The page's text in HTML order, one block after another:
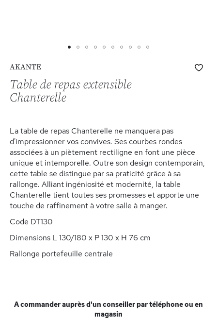
the
beginning
gallery
AKANTE
Table de repas extensible
Chanterelle
La table de repas Chanterelle ne manquera pas
d'impressionner vos convives. Ses courbes rondes
associées à un piètement rectiligne en font une pièce
unique et intemporelle. Outre son design contemporain,
cette table se distingue par sa praticité grâce à sa
rallonge. Alliant ingéniosité et modernité, la table
Chanterelle tient toutes ses promesses et apporte une
touche de raffinement à votre salle à manger.
Code DT130
Dimensions L 130/180 x P 130 x H 76 cm
Rallonge portefeuille centrale
A commander auprès d'un conseiller par téléphone ou en
magasin